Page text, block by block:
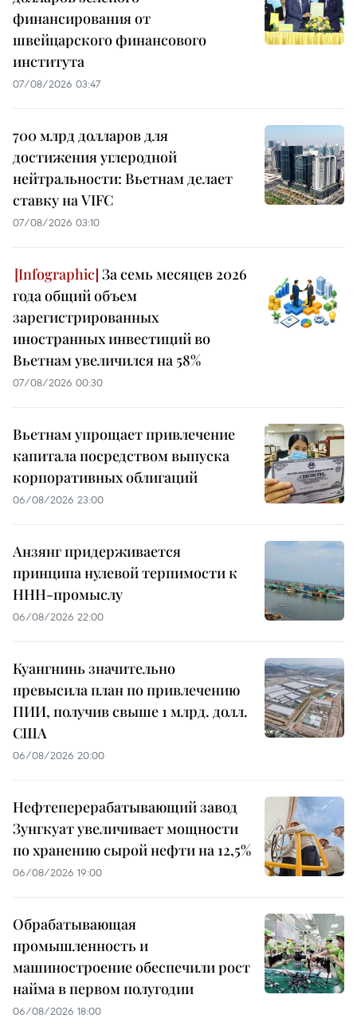
финансирования от
швейцарского финансового
института
07/08/2026 03:47
700 млрд долларов для
достижения углеродной
нейтральности: Вьетнам делает
ставку на VIFC
07/08/2026 03:10
За семь месяцев 2026
года общий объем
зарегистрированных
иностранных инвестиций во
Вьетнам увеличился на 58%
07/08/2026 00:30
Вьетнам упрощает привлечение
капитала посредством выпуска
корпоративных облигаций
06/08/2026 23:00
Анзянг придерживается
принципа нулевой терпимости к
ННН-промыслу
06/08/2026 22:00
Куангнинь значительно
превысила план по привлечению
ПИИ, получив свыше 1 млрд. долл.
США
06/08/2026 20:00
Нефтеперерабатывающий завод
Зунгкуат увеличивает мощности
по хранению сырой нефти на 12,5%
06/08/2026 19:00
Обрабатывающая
промышленность и
машиностроение обеспечили рост
найма в первом полугодии
06/08/2026 18:00